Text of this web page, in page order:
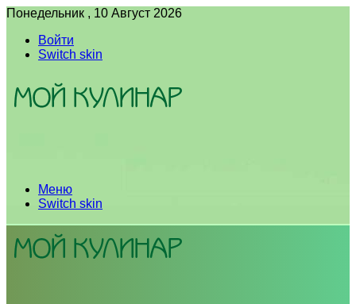
Понедельник , 10 Август 2026
Войти
Switch skin
Меню
Switch skin